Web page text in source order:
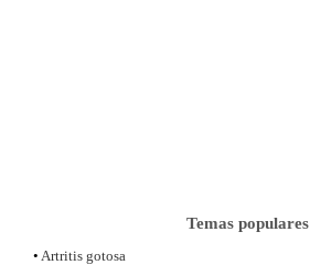
Temas populares
• Artritis gotosa